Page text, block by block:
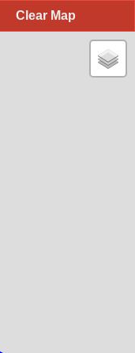
Clear Map